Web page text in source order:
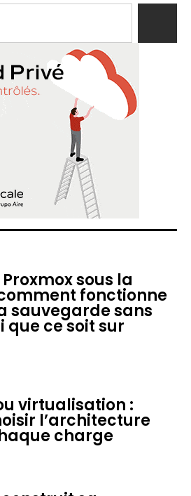
sous la
fonctionne
sauvegarde sans
ce soit sur
virtualisation :
l’architecture
charge